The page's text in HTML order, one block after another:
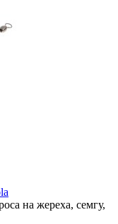
на жереха, семгу,